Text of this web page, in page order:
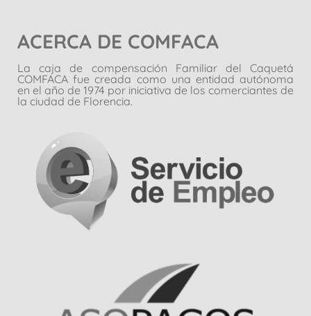
ACERCA DE COMFACA
La caja de compensación Familiar del Caquetá
COMFACA fue creada como una entidad autónoma
en el año de 1974 por iniciativa de los comerciantes de
la ciudad de Florencia.